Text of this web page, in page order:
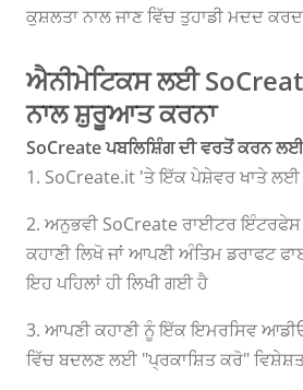
ਕੁਸ਼ਲਤਾ ਨਾਲ ਜਾਣ ਵਿੱਚ ਤੁਹਾਡੀ ਮਦਦ
ਐਨੀਮੇਟਿਕਸ ਲਈ
ਨਾਲ ਸ਼ੁਰੂਆਤ ਕਰਨਾ
SoCreate ਪਬਲਿਸ਼ਿੰਗ ਦੀ ਵਰਤੋਂ ਕਰਨ
1. SoCreate.it 'ਤੇ ਇੱਕ ਪੇਸ਼ੇਵਰ ਖਾਤੇ
2. ਅਨੁਭਵੀ SoCreate ਰਾਈਟਰ
ਕਹਾਣੀ ਲਿਖੋ ਜਾਂ ਆਪਣੀ ਅੰਤਿਮ ਡਰਾਫਟ
ਇਹ ਪਹਿਲਾਂ ਹੀ ਲਿਖੀ ਗਈ ਹੈ
3. ਆਪਣੀ ਕਹਾਣੀ ਨੂੰ ਇੱਕ ਇਮਰਸਿਵ
ਵਿੱਚ ਬਦਲਣ ਲਈ "ਪ੍ਰਕਾਸ਼ਿਤ ਕਰੋ"